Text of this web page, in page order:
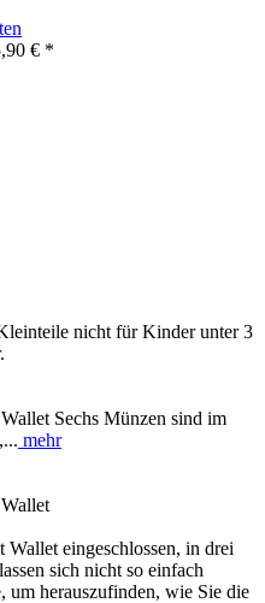
€ *
nicht für Kinder unter 3
Sechs Münzen sind im
mehr
eingeschlossen, in drei
sich nicht so einfach
um herauszufinden, wie Sie die